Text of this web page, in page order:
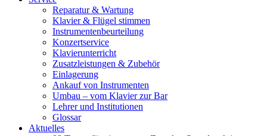
Reparatur & Wartung
Klavier & Flügel stimmen
Instrumentenbeurteilung
Konzertservice
Klavierunterricht
Zusatzleistungen & Zubehör
Einlagerung
Ankauf von Instrumenten
Umbau – vom Klavier zur Bar
Lehrer und Institutionen
Glossar
Aktuelles